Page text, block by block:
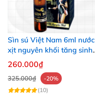
Sìn sú Việt Nam 6ml nước
xịt nguyên khối tăng sinh
lực
260.000₫
325.000₫
-20%
(10)